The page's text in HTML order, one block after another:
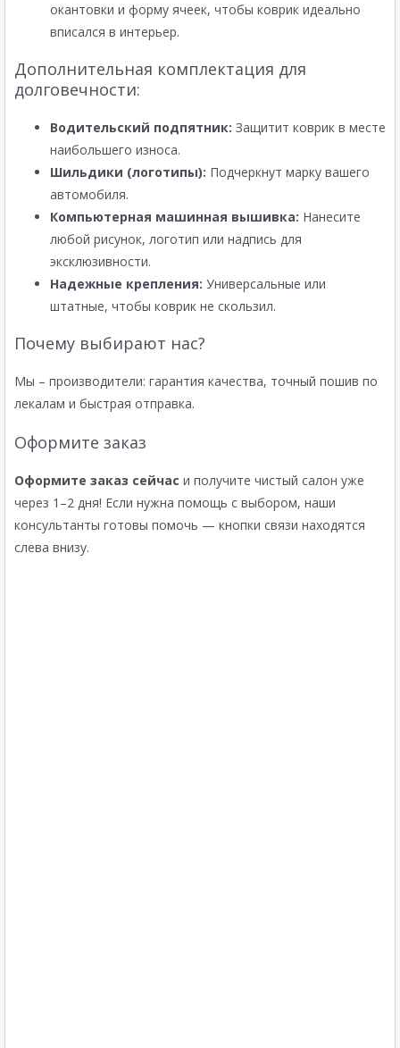
окантовки и форму ячеек, чтобы коврик идеально
вписался в интерьер.
Дополнительная комплектация для
долговечности:
Водительский подпятник: Защитит коврик в месте
наибольшего износа.
Шильдики (логотипы): Подчеркнут марку вашего
автомобиля.
Компьютерная машинная вышивка: Нанесите
любой рисунок, логотип или надпись для
эксклюзивности.
Надежные крепления: Универсальные или
штатные, чтобы коврик не скользил.
Почему выбирают нас?
Мы – производители: гарантия качества, точный пошив по
лекалам и быстрая отправка.
Оформите заказ
Оформите заказ сейчас и получите чистый салон уже
через 1–2 дня! Если нужна помощь с выбором, наши
консультанты готовы помочь — кнопки связи находятся
слева внизу.